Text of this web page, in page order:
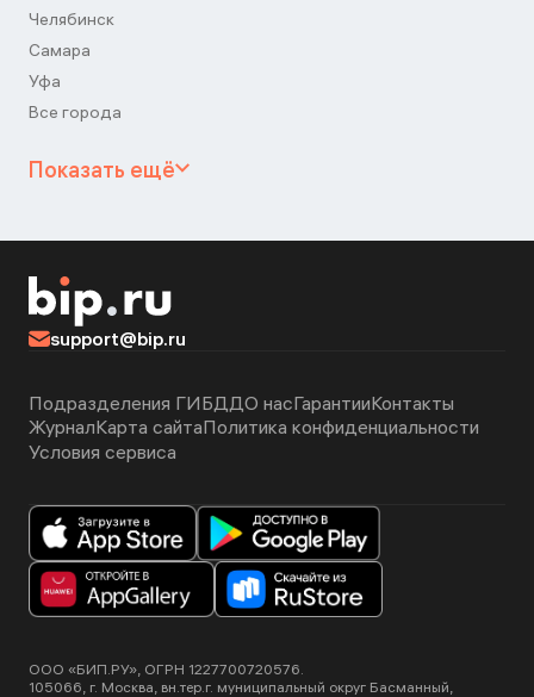
Челябинск
Самара
Уфа
Все города
Показать ещё
support@bip.ru
Подразделения ГИБДДО насГарантииКонтакты
ЖурналКарта сайтаПолитика конфиденциальности
Условия сервиса
ООО «БИП.РУ», ОГРН 1227700720576.
105066, г. Москва, вн.тер.г. муниципальный округ Басманный,